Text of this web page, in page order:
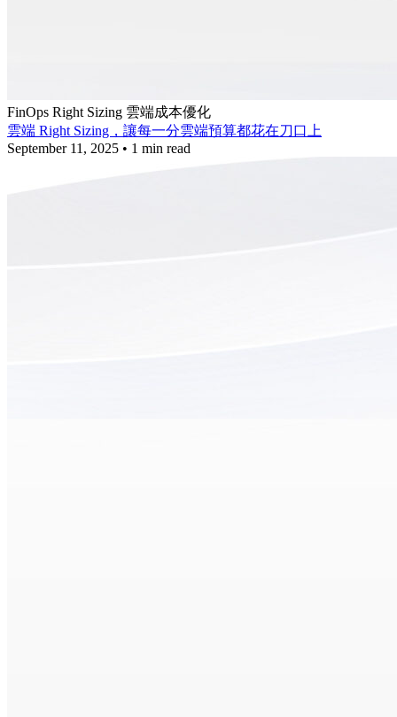
FinOps Right Sizing 雲端成本優化
雲端 Right Sizing，讓每一分雲端預算都花在刀口上
September 11, 2025 • 1 min read